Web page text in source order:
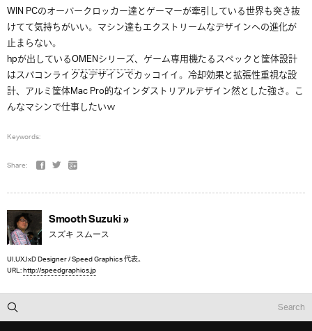
WIN PCのオーバークロッカー達とゲーマーが牽引している世界も突き抜
けてて気持ちがいい。マシン達もエクストリームなデザインへの進化が
止まらない。
hpが出しているOMENシリーズ、ゲーム専用機たるスペックと筐体設計
はスパコンライクなデザインでカッコイイ。冷却効果と拡張性重視な設
計、アルミ筐体Mac Pro的なインダストリアルデザイン然とした強さ。こ
んなマシンで仕事したいｗ
Keywords:
Share:
Smooth Suzuki »
スズキ スムース
UI,UX,IxD Designer / Speed Graphics 代表。
URL:http://speedgraphics.jp